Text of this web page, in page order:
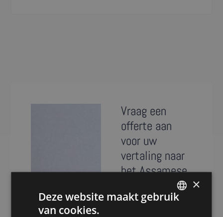
Vraag een
offerte aan
voor uw
vertaling naar
het Assamese
Presence is al meer
dan 20 jaar
×
Deze website maakt gebruik
van cookies.